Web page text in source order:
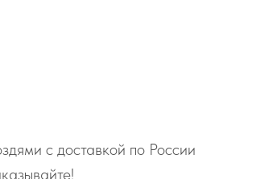
с доставкой по России